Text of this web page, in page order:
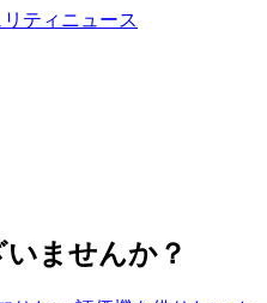
ティニュース
ませんか？